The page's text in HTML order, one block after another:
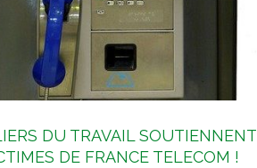
DU TRAVAIL SOUTIENNENT
DE FRANCE TELECOM !